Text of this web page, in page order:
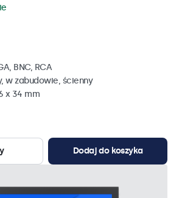
BNC, RCA
w zabudowie, ścienny
x 34 mm
Dodaj do koszyka